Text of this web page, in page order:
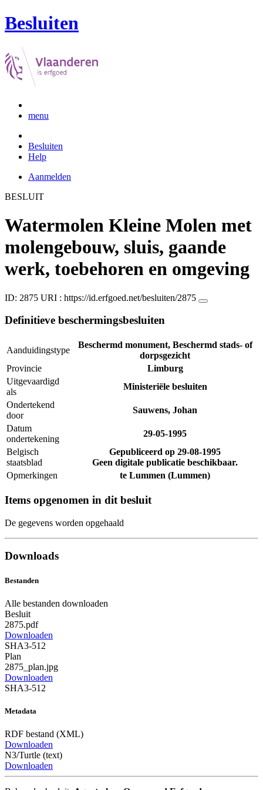
Besluiten
menu
Besluiten
Help
Aanmelden
BESLUIT
Watermolen Kleine Molen met
molengebouw, sluis, gaande
werk, toebehoren en omgeving
ID: 2875 URI : https://id.erfgoed.net/besluiten/2875
Definitieve beschermingsbesluiten
Aanduidingstype
Beschermd monument, Beschermd stads- of
dorpsgezicht
Provincie
Limburg
Uitgevaardigd
als
Ministeriële besluiten
Ondertekend
door
Sauwens, Johan
Datum
ondertekening
29-05-1995
Belgisch
staatsblad
Gepubliceerd op 29-08-1995
Geen digitale publicatie beschikbaar.
Opmerkingen
te Lummen (Lummen)
Items opgenomen in dit besluit
De gegevens worden opgehaald
Downloads
Bestanden
Alle bestanden downloaden
Besluit
2875.pdf
Downloaden
SHA3-512
Plan
2875_plan.jpg
Downloaden
SHA3-512
Metadata
RDF bestand (XML)
Downloaden
N3/Turtle (text)
Downloaden